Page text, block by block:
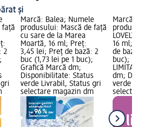
și
față
2
Marcă: Balea; Numele
produsului: Mască de față
cu sare de la Marea
Moartă, 16 ml; Preț:
3,45 lei; Preț de bază: 2
buc (1,73 lei pe 1 buc);
Grafică Marcă dm;
Disponibilitate: Status
verde Livrabil, Status gri
selectare magazin dm
Marcă:
LOVELY
16 ml;
de bază:
buc);
dm;
verde